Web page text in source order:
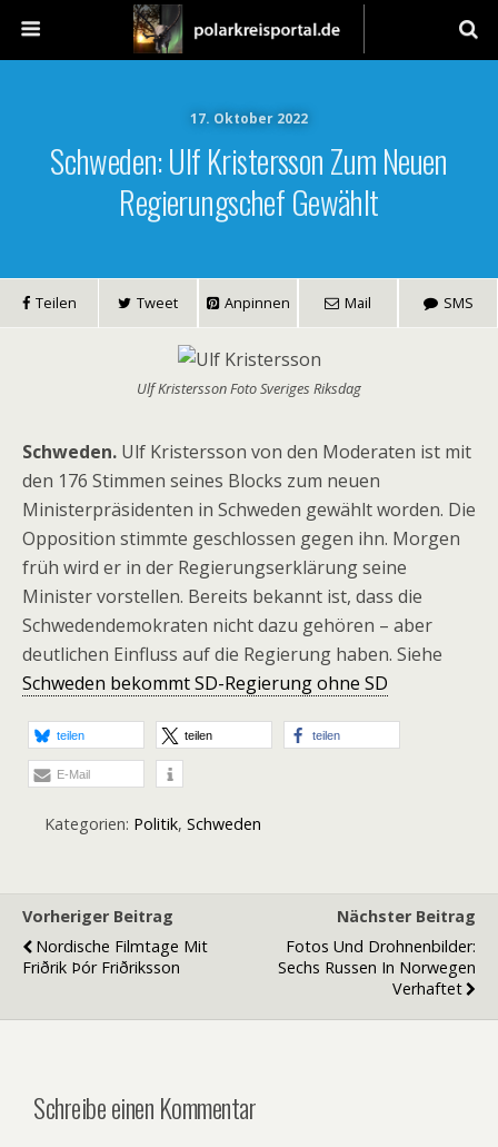
17. Oktober 2022
Schweden: Ulf Kristersson Zum Neuen
Regierungschef Gewählt
Teilen Tweet Anpinnen Mail SMS
Ulf Kristersson Foto Sveriges Riksdag
Schweden. Ulf Kristersson von den Moderaten ist mit
den 176 Stimmen seines Blocks zum neuen
Ministerpräsidenten in Schweden gewählt worden. Die
Opposition stimmte geschlossen gegen ihn. Morgen
früh wird er in der Regierungserklärung seine
Minister vorstellen. Bereits bekannt ist, dass die
Schwedendemokraten nicht dazu gehören – aber
deutlichen Einfluss auf die Regierung haben. Siehe
Schweden bekommt SD-Regierung ohne SD
teilen teilen teilen
E-Mail
Kategorien: Politik, Schweden
Vorheriger Beitrag
Nordische Filmtage Mit
Friðrik Þór Friðriksson
Nächster Beitrag
Fotos Und Drohnenbilder:
Sechs Russen In Norwegen
Verhaftet
Schreibe einen Kommentar